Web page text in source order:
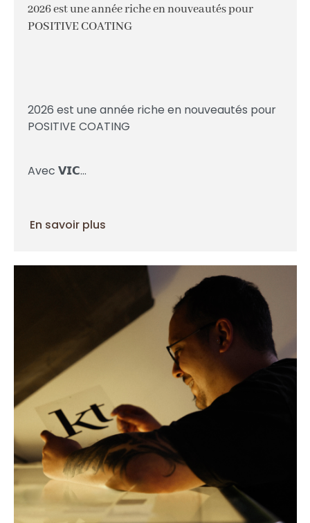
2026 est une année riche en nouveautés pour
POSITIVE COATING
2026 est une année riche en nouveautés pour
POSITIVE COATING
Avec 𝗩𝗜𝗖...
En savoir plus